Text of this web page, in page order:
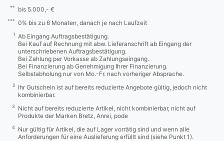
** bis 5.000,- €
*** 0% bis zu 6 Monaten, danach je nach Laufzeit
1
Ab Eingang Auftragsbestätigung.
Bei Kauf auf Rechnung mit abw. Lieferanschrift ab Eingang der
unterschriebenen Auftragsbestätigung.
Bei Zahlung per Vorkasse ab Zahlungseingang.
Bei Finanzierung ab Genehmigung Ihrer Finanzierung.
Selbstabholung nur von Mo.-Fr. nach vorheriger Absprache.
2
Ihr Gutschein ist auf bereits reduzierte Angebote gültig, jedoch nicht
kombinierbar.
3
Nicht auf bereits reduzierte Artikel, nicht kombinierbar, nicht auf
Produkte der Marken Bretz, Anrei, pode
4
Nur gültig für Artikel, die auf Lager vorrätig sind und wenn alle
Anforderungen für eine Auslieferung erfüllt sind (siehe Punkt 1).